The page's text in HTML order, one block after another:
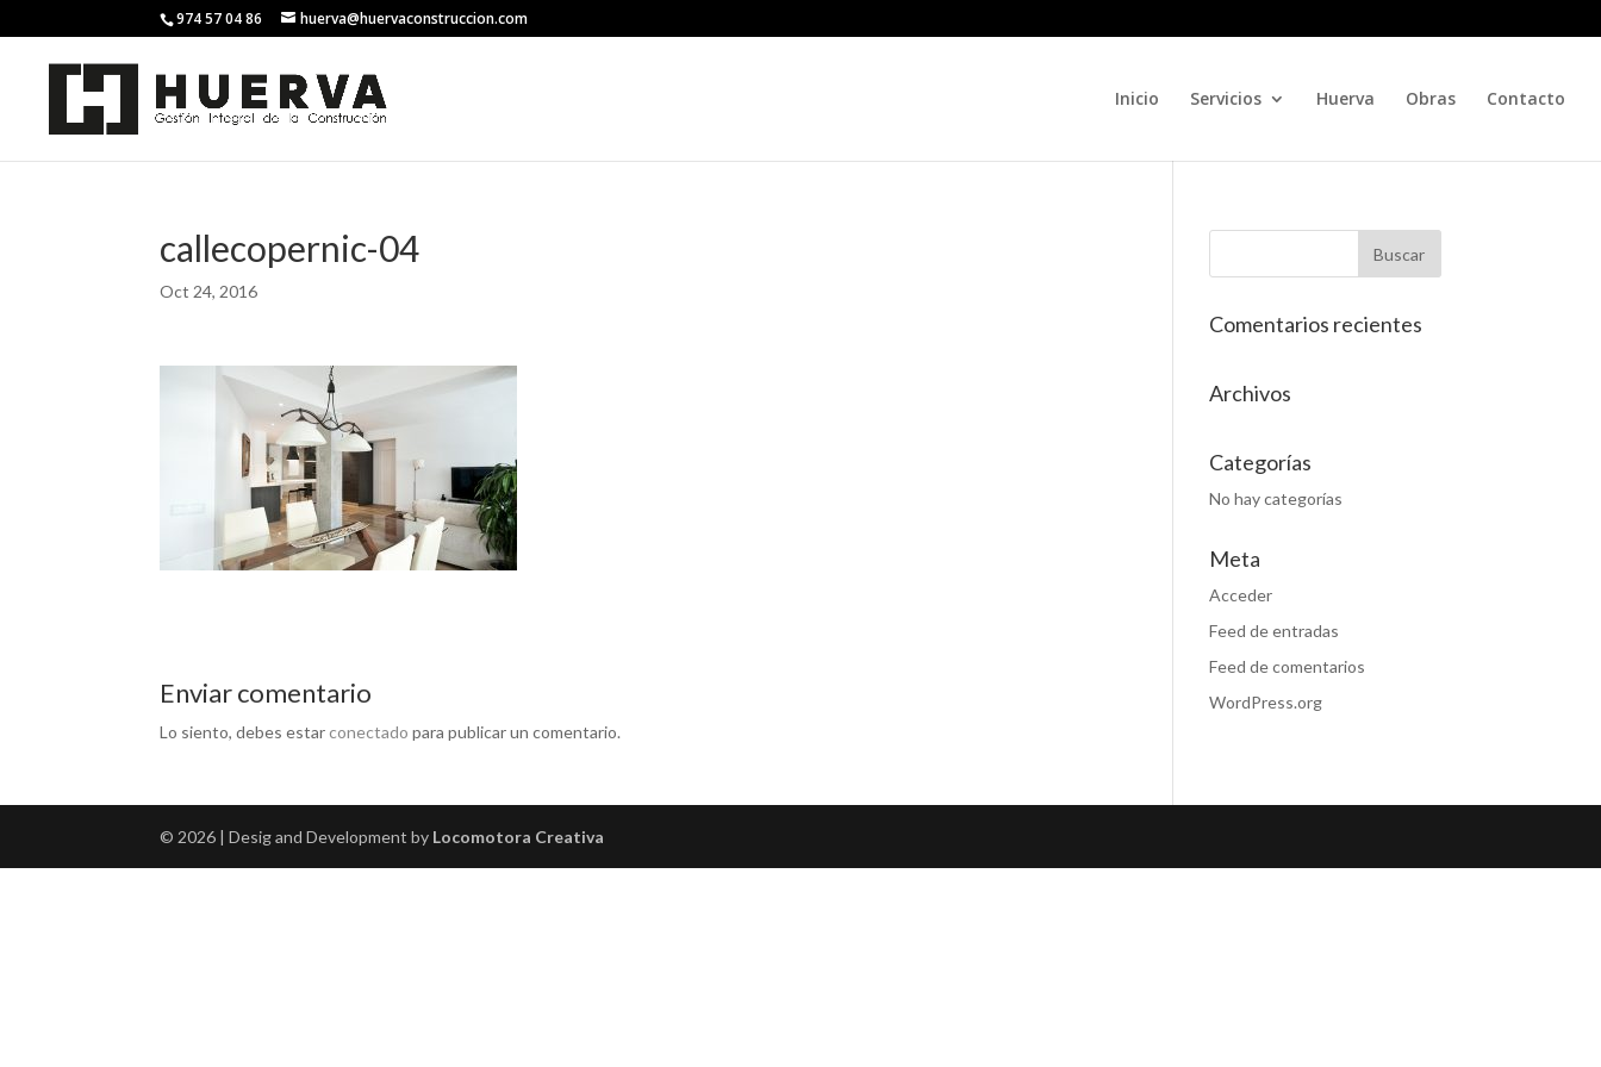
974 57 04 86 huerva@huervaconstruccion.com
Inicio Servicios Huerva Obras Contacto
callecopernic-04
Oct 24, 2016
Enviar comentario
Lo siento, debes estarconectado para publicar un comentario.
Comentarios recientes
Archivos
Categorías
No hay categorías
Meta
Acceder
Feed de entradas
Feed de comentarios
WordPress.org
© 2026 | Desig and Development by Locomotora Creativa